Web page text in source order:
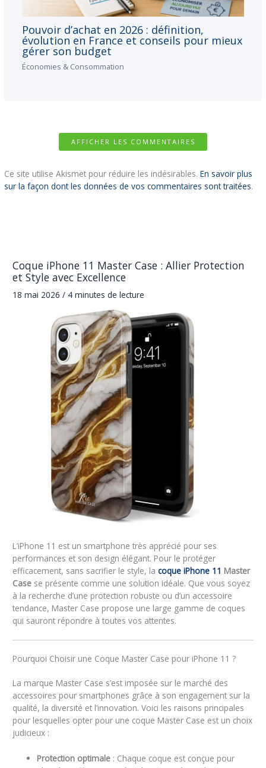
Pouvoir d’achat en 2026 : définition,
évolution en France et conseils pour mieux
gérer son budget
Économies & Consommation
AFFICHER LES COMMENTAIRES
Ce site utilise Akismet pour réduire les indésirables.En savoir plus
sur la façon dont les données de vos commentaires sont traitées.
Coque iPhone 11 Master Case : Allier Protection
et Style avec Excellence
18 mai 2026/ 4 minutes de lecture
L’iPhone 11 est un smartphone très apprécié pour ses
performances et son design élégant. Pour le protéger
efficacement, sans sacrifier le style, lacoque iPhone 11 Master
Case se présente comme une solution idéale. Que vous soyez
à la recherche d’une protection robuste ou d’un accessoire
tendance, Master Case propose une large gamme de coques
qui sauront répondre à toutes vos attentes.
Pourquoi Choisir une Coque Master Case pour iPhone 11 ?
La marque Master Case s’est imposée sur le marché des
accessoires pour smartphones grâce à son engagement sur la
qualité, la diversité et l’innovation. Voici les raisons principales
pour lesquelles opter pour une coque Master Case est un choix
judicieux :
Protection optimale : Chaque coque est conçue pour